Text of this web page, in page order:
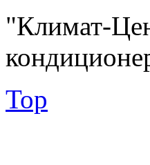
"Климат-
Top